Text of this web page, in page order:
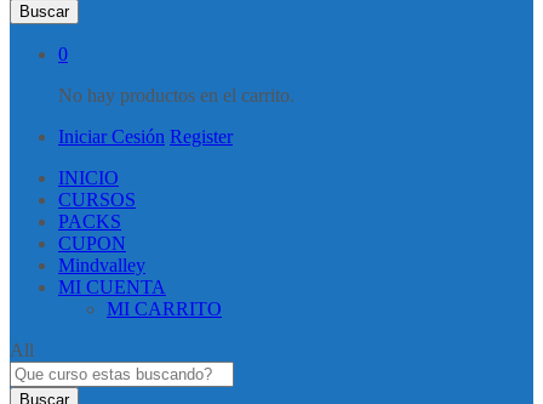
Buscar
0
No hay productos en el carrito.
Iniciar Cesión Register
INICIO
CURSOS
PACKS
CUPON
Mindvalley
MI CUENTA
MI CARRITO
All
Buscar